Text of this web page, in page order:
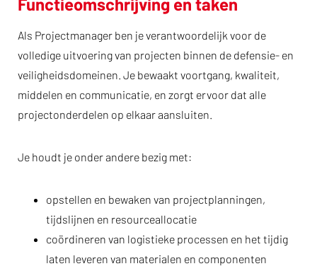
Als Projectmanager ben je verantwoordelijk voor de
volledige uitvoering van projecten binnen de defensie- en
veiligheidsdomeinen. Je bewaakt voortgang, kwaliteit,
middelen en communicatie, en zorgt ervoor dat alle
projectonderdelen op elkaar aansluiten.
Je houdt je onder andere bezig met:
opstellen en bewaken van projectplanningen,
tijdslijnen en resourceallocatie
coördineren van logistieke processen en het tijdig
laten leveren van materialen en componenten